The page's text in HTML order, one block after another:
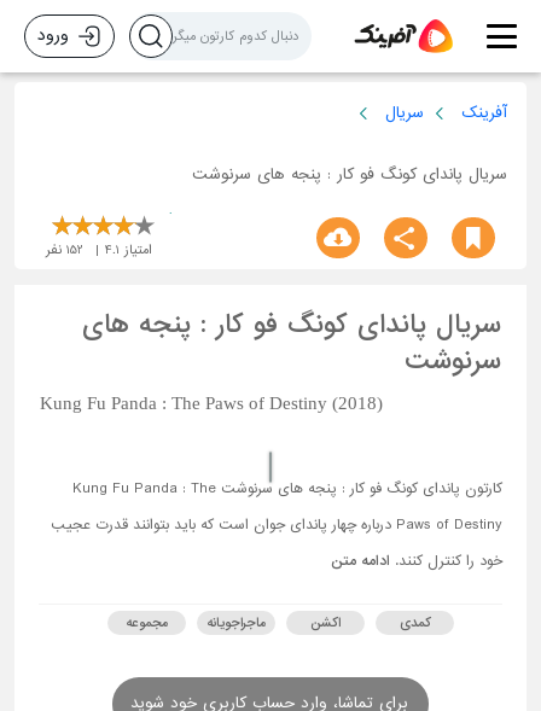
ورود
آفرینک سریال
سریال پاندای کونگ فو کار : پنجه های سرنوشت
امتیاز 4.1
152 نفر
سریال پاندای کونگ فو کار : پنجه های
سرنوشت
Kung Fu Panda : The Paws of Destiny (2018)
کارتون پاندای کونگ فو کار : پنجه های سرنوشت Kung Fu Panda : The
Paws of Destiny درباره چهار پاندای جوان است که باید بتوانند قدرت‌ عجیب
خود را کنترل کنند. ادامه متن
کمدی اکشن ماجراجویانه مجموعه
برای تماشا، وارد حساب کاربری خود شوید